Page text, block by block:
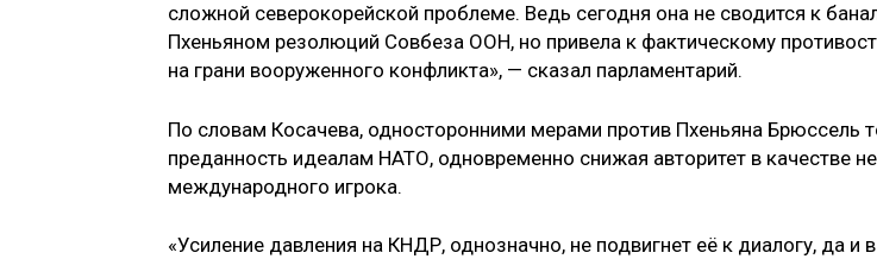
сложной северокорейской проблеме. Ведь сегодня она не сводится к
Пхеньяном резолюций Совбеза ООН, но привела к фактическому
на грани вооруженного конфликта», — сказал парламентарий.
По словам Косачева, односторонними мерами против Пхеньяна Брюссель
преданность идеалам НАТО, одновременно снижая авторитет в качестве
международного игрока.
«Усиление давления на КНДР, однозначно, не подвигнет её к диалогу, да и